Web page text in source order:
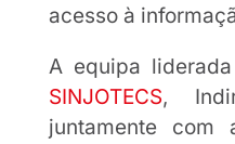
acesso à
A equipa
SINJOTECS,
juntamente com